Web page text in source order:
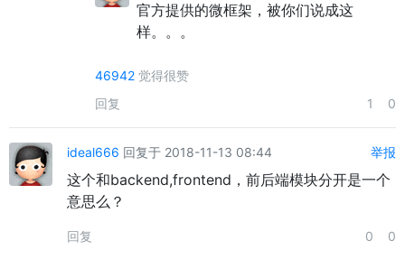
官方提供的微框架，被你们说成这
样。。。
46942 觉得很赞
回复
1 0
ideal666 回复于 2018-11-13 08:44 举报
这个和backend,frontend，前后端模块分开是一个
意思么？
回复 0 0